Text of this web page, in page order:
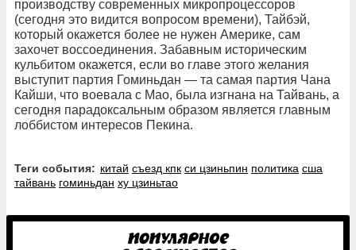
производству современных микропроцессоров
(сегодня это видится вопросом времени), Тайбэй,
который окажется более не нужен Америке, сам
захочет воссоединения. Забавным историческим
кульбитом окажется, если во главе этого желания
выступит партия Гоминьдан — та самая партия Чана
Кайши, что воевала с Мао, была изгнана на Тайвань, а
сегодня парадоксальным образом является главным
лоббистом интересов Пекина.
Теги события: китай съезд кпк си цзиньпин политика сша
тайвань гоминьдан ху цзиньтао